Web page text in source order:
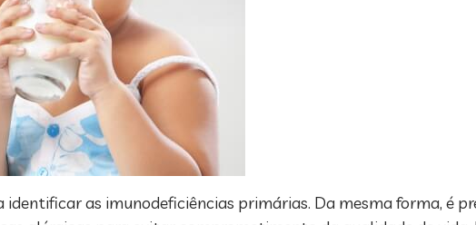
as imunodeficiências primárias. Da mesma forma, é